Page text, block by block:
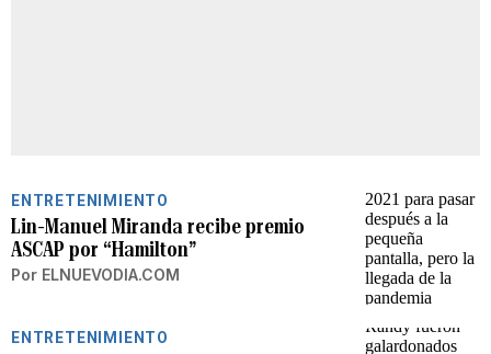
ENTRETENIMIENTO
Lin-Manuel Miranda recibe premio
ASCAP por “Hamilton”
Por ELNUEVODIA.COM
ENTRETENIMIENTO